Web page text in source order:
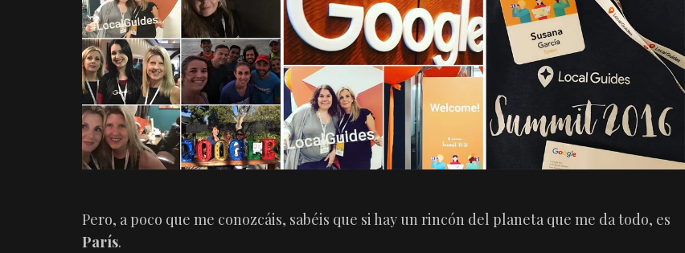
Pero, a poco que me conozcáis, sabéis que si hay un rincón del planeta que me da todo, es
París.